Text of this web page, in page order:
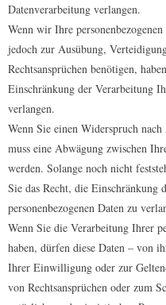
Datenverarbeitung verlangen.
Wenn wir Ihre
jedoch zur Ausübung,
Rechtsansprüchen benötigen,
Einschränkung der Verarbeitung
verlangen.
Wenn Sie einen Widerspruch
muss eine Abwägung zwischen
werden. Solange noch nicht
Sie das Recht, die Einschränkung
personenbezogenen Daten zu
Wenn Sie die Verarbeitung Ihrer
haben, dürfen diese Daten – von
Ihrer Einwilligung oder zur
von Rechtsansprüchen oder zum